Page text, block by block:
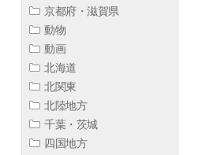
京都府・滋賀県
動物
動画
北海道
北関東
北陸地方
千葉・茨城
四国地方